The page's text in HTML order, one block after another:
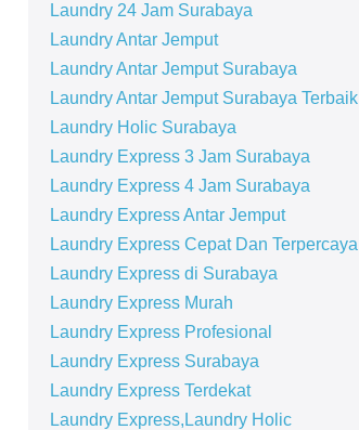
Laundry 24 Jam Surabaya
Laundry Antar Jemput
Laundry Antar Jemput Surabaya
Laundry Antar Jemput Surabaya Terbaik
Laundry Holic Surabaya
Laundry Express 3 Jam Surabaya
Laundry Express 4 Jam Surabaya
Laundry Express Antar Jemput
Laundry Express Cepat Dan Terpercaya
Laundry Express di Surabaya
Laundry Express Murah
Laundry Express Profesional
Laundry Express Surabaya
Laundry Express Terdekat
Laundry Express,Laundry Holic